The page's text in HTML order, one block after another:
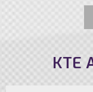
KTE